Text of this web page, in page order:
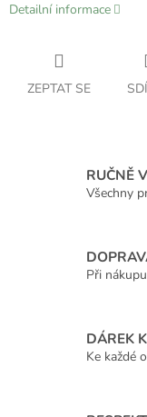
Detailní informace
ZEPTAT SE
RUČNĚ
Všechny
Při
DÁREK
Ke každé